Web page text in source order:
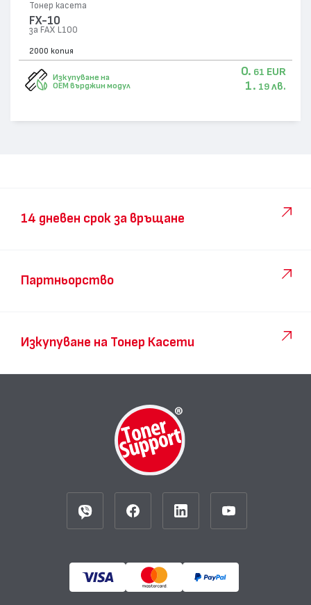
Тонер касета
FX-10
за FAX L100
2000 копия
Изкупуване на
OEM върджин модул
0. 61 EUR
1. 19 лв.
14 дневен срок за връщане
Партньорство
Изкупуване на Тонер Касети